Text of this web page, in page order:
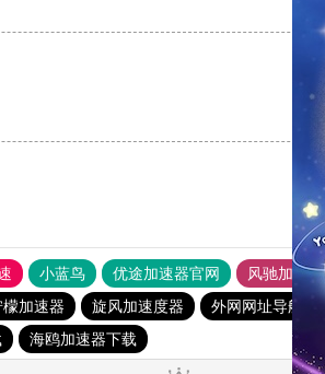
小蓝鸟 优途加速器官网 风驰加速器
加速器 旋风加速度器 外网网址导航
海鸥加速器下载